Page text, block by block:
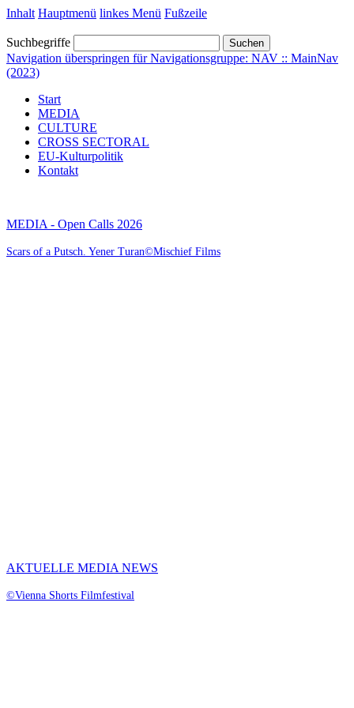
Inhalt Hauptmenü linkes Menü Fußzeile
Suchbegriffe Suchen
Navigation überspringen für Navigationsgruppe: NAV :: MainNav
(2023)
Start
MEDIA
CULTURE
CROSS SECTORAL
EU-Kulturpolitik
Kontakt
MEDIA - Open Calls 2026
Scars of a Putsch. Yener Turan©Mischief Films
AKTUELLE MEDIA NEWS
©Vienna Shorts Filmfestival